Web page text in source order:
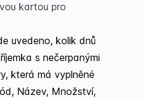
kartou pro
uvedeno, kolik dnů
s nečerpanými
která má vyplněné
Název, Množství,